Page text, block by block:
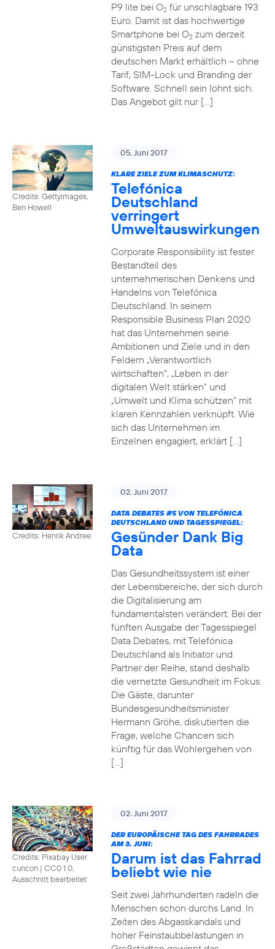
P9 lite bei O2für unschlagbare 193
Euro. Damit ist das hochwertige
Smartphone bei O2zum derzeit
günstigsten Preis auf dem
deutschen Markt erhältlich – ohne
Tarif, SIM-Lock und Branding der
Software. Schnell sein lohnt sich:
Das Angebot gilt nur […]
Credits: Gettyimages,
Ben Howell
05. Juni 2017
KLARE ZIELE ZUM KLIMASCHUTZ:
Telefónica
Deutschland
verringert
Umweltauswirkungen
Corporate Responsibility ist fester
Bestandteil des
unternehmerischen Denkens und
Handelns von Telefónica
Deutschland. In seinem
Responsible Business Plan 2020
hat das Unternehmen seine
Ambitionen und Ziele und in den
Feldern „Verantwortlich
wirtschaften“, „Leben in der
digitalen Welt stärken“ und
„Umwelt und Klima schützen“ mit
klaren Kennzahlen verknüpft. Wie
sich das Unternehmen im
Einzelnen engagiert, erklärt […]
Credits: Henrik Andree
02. Juni 2017
DATA DEBATES #5VON TELEFÓNICA
DEUTSCHLAND UND TAGESSPIEGEL:
Gesünder Dank Big
Data
Das Gesundheitssystem ist einer
der Lebensbereiche, der sich durch
die Digitalisierung am
fundamentalsten verändert. Bei der
fünften Ausgabe der Tagesspiegel
Data Debates, mit Telefónica
Deutschland als Initiator und
Partner der Reihe, stand deshalb
die vernetzte Gesundheit im Fokus.
Die Gäste, darunter
Bundesgesundheitsminister
Hermann Gröhe, diskutierten die
Frage, welche Chancen sich
künftig für das Wohlergehen von
[…]
Credits: Pixabay User
cuncon | CC0 1.0,
Ausschnitt bearbeitet
02. Juni 2017
DER EUROPÄISCHE TAG DES FAHRRADES
AM 3. JUNI:
Darum ist das Fahrrad
beliebt wie nie
Seit zwei Jahrhunderten radeln die
Menschen schon durchs Land. In
Zeiten des Abgasskandals und
hoher Feinstaubbelastungen in